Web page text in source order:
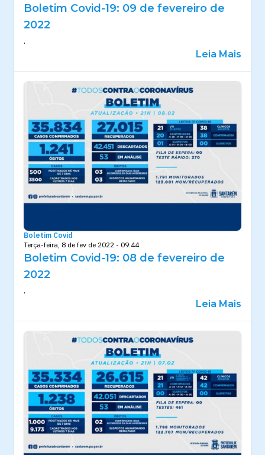
Boletim Covid-19: 09 de fevereiro de
2022
.
Leia Mais
Boletim Covid
Terça-feira, 8 de fev de 2022 - 09:44
Boletim Covid-19: 08 de fevereiro de
2022
.
Leia Mais